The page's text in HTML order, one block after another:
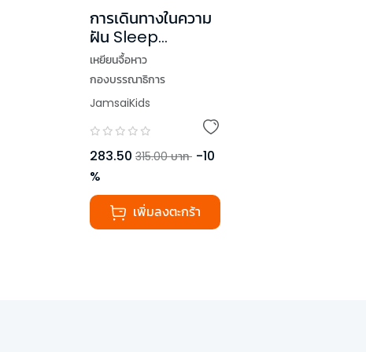
การเดินทางในความ
ฝัน Sleep
Walking
เหยียนจื้อหาว
กองบรรณาธิการ
JamsaiKids
283.50 315.00 บาท -10
%
เพิ่มลงตะกร้า